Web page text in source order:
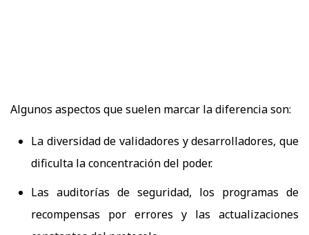
Algunos aspectos que suelen marcar la diferencia son:
La diversidad de validadores y desarrolladores, que
dificulta la concentración del poder.
Las auditorías de seguridad, los programas de
recompensas por errores y las actualizaciones